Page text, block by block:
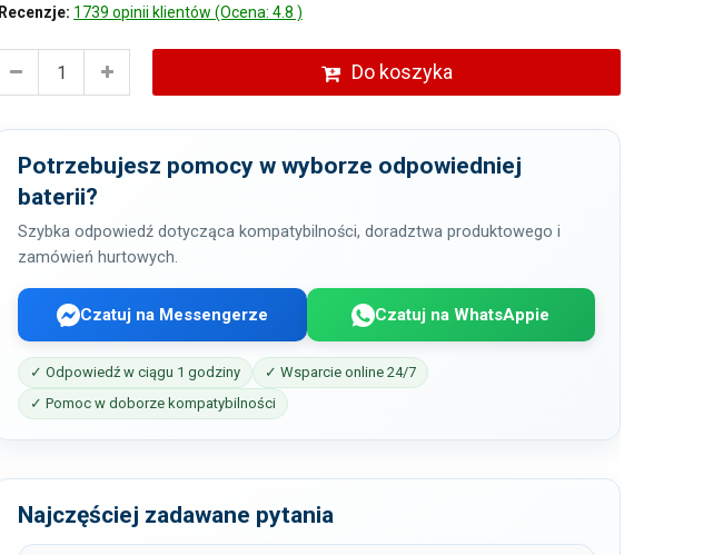
Recenzje: 1739 opinii klientów (Ocena: 4.8 )
Do koszyka
Potrzebujesz pomocy w wyborze odpowiedniej
baterii?
Szybka odpowiedź dotycząca kompatybilności, doradztwa produktowego i
zamówień hurtowych.
Czatuj na Messengerze Czatuj na WhatsAppie
✓ Odpowiedź w ciągu 1 godziny
✓ Wsparcie online 24/7
✓ Pomoc w doborze kompatybilności
Najczęściej zadawane pytania